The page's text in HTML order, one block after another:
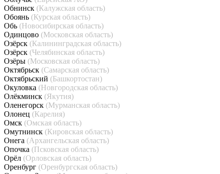
Обнинск (Калужская область)
Обоянь (Курская область)
Обь (Новосибирская область)
Одинцово (Московская область)
Озёрск (Калининградская область)
Озёрск (Челябинская область)
Озёры (Московская область)
Октябрьск (Самарская область)
Октябрьский (Башкортостан)
Окуловка (Новгородская область)
Олёкминск (Якутия)
Оленегорск (Мурманская область)
Олонец (Карелия)
Омск (Омская область)
Омутнинск (Кировская область)
Онега (Архангельская область)
Опочка (Псковская область)
Орёл (Орловская область)
Оренбург (Оренбургская область)